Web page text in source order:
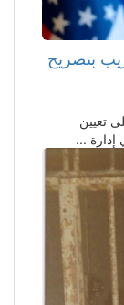
بتصريح
...